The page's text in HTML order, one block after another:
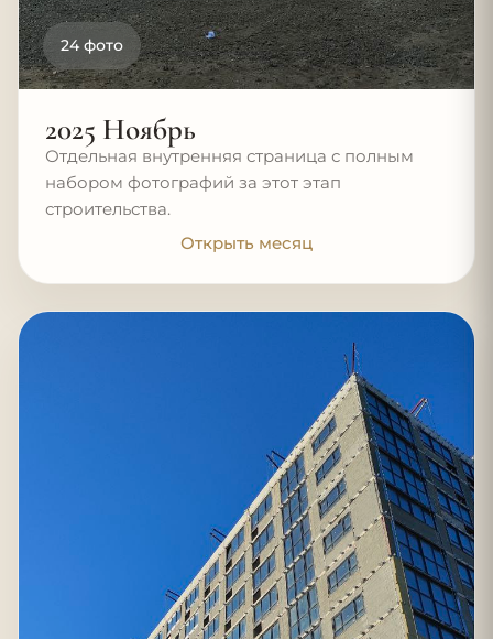
24 фото
2025 Ноябрь
Отдельная внутренняя страница с полным
набором фотографий за этот этап
строительства.
Открыть месяц